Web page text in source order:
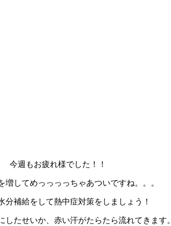
今週もお疲れ様でした！！
増してめっっっっちゃあついですね。。。
分補給をして熱中症対策をしましょう！
したせいか、赤い汗がたらたら流れてきます